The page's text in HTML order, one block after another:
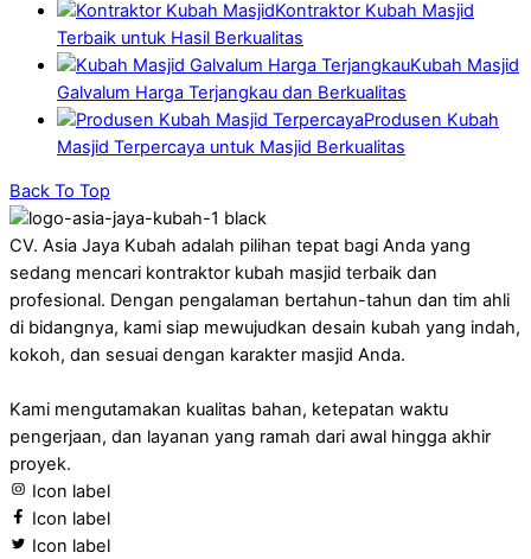
Kontraktor Kubah Masjid
Terbaik untuk Hasil Berkualitas
Kubah Masjid
Galvalum Harga Terjangkau dan Berkualitas
Produsen Kubah
Masjid Terpercaya untuk Masjid Berkualitas
Back To Top
CV. Asia Jaya Kubah adalah pilihan tepat bagi Anda yang
sedang mencari kontraktor kubah masjid terbaik dan
profesional. Dengan pengalaman bertahun-tahun dan tim ahli
di bidangnya, kami siap mewujudkan desain kubah yang indah,
kokoh, dan sesuai dengan karakter masjid Anda.
Kami mengutamakan kualitas bahan, ketepatan waktu
pengerjaan, dan layanan yang ramah dari awal hingga akhir
proyek.
Icon label
Icon label
Icon label